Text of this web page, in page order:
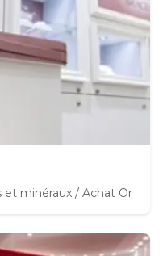
et minéraux / Achat Or